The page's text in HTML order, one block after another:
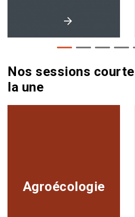
Nos sessions
la une
Agroécologie